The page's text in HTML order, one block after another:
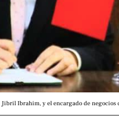
Ibrahim, y el encargado de